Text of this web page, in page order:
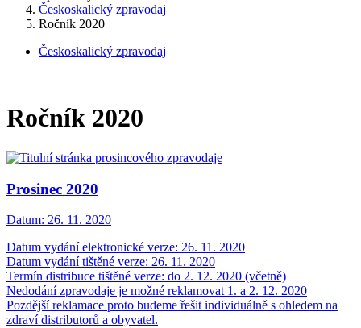
Českoskalický zpravodaj
Ročník 2020
Českoskalický zpravodaj
Ročník 2020
Prosinec 2020
Datum: 26. 11. 2020
Datum vydání elektronické verze: 26. 11. 2020
Datum vydání tištěné verze: 26. 11. 2020
Termín distribuce tištěné verze: do 2. 12. 2020 (včetně)
Nedodání zpravodaje je možné reklamovat 1. a 2. 12. 2020
Pozdější reklamace proto budeme řešit individuálně s ohledem na
zdraví distributorů a obyvatel.